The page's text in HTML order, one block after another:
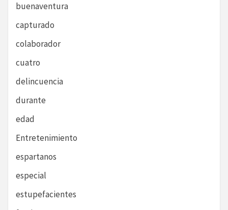
buenaventura
capturado
colaborador
cuatro
delincuencia
durante
edad
Entretenimiento
espartanos
especial
estupefacientes